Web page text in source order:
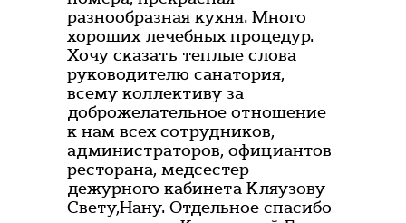
разнообразная кухня. Много
хороших лечебных процедур.
Хочу сказать теплые слова
руководителю санатория,
всему коллективу за
доброжелательное отношение
к нам всех сотрудников,
администраторов, официантов
ресторана, медсестер
дежурного кабинета Кляузову
Свету,Нану. Отдельное спасибо